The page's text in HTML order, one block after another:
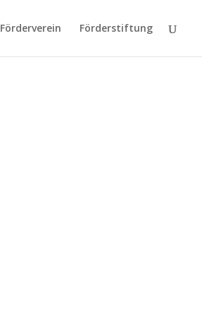
Förderverein Förderstiftung